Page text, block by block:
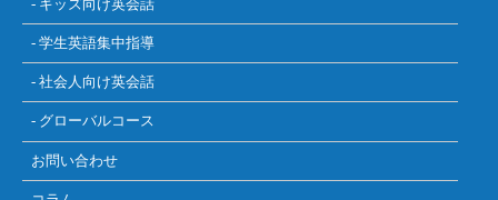
- キッズ向け英会話
- 学生英語集中指導
- 社会人向け英会話
- グローバルコース
お問い合わせ